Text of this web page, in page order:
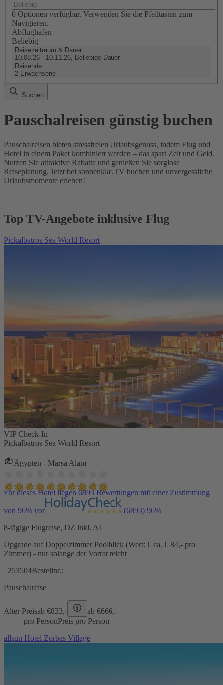
0 Optionen verfügbar. Verwenden Sie die Pfeiltasten zum
Navigieren.
Abflughafen
Beliebig
Reisezeitraum & Dauer
10.08.26 - 10.11.26, Beliebige Dauer
Reisende
2 Erwachsene
Suchen
Pauschalreisen günstig buchen
Pauschalreisen bieten stressfreien Urlaubsgenuss, indem Flug und
Hotel in einem Paket kombiniert werden – das spart Zeit und Geld.
Nutzen Sie attraktive Rabatte und genießen Sie sorglose
Reiseplanung. Jetzt bei sonnenklar.TV buchen und unvergessliche
Urlaubsmomente erleben!
Top TV-Angebote inklusive Flug
Pickalbatros Sea World Resort
VIP Check-In
Pickalbatros Sea World Resort
Ägypten - Marsa Alam
Für dieses Hotel liegen 6893 Bewertungen mit einer Zustimmung
von 96% vor (6893) 96%
8-tägige Flugreise, DZ inkl. AI
Upgrade auf Doppelzimmer Poolblick (Wert: € ca. € 84,- pro
Zimmer) - nur solange der Vorrat reicht
253504Bestellnr.:
Pauschalreise
Alter Preisab €833,- ab €666,-
pro PersonPreis pro Person
allsun Hotel Zorbas Village